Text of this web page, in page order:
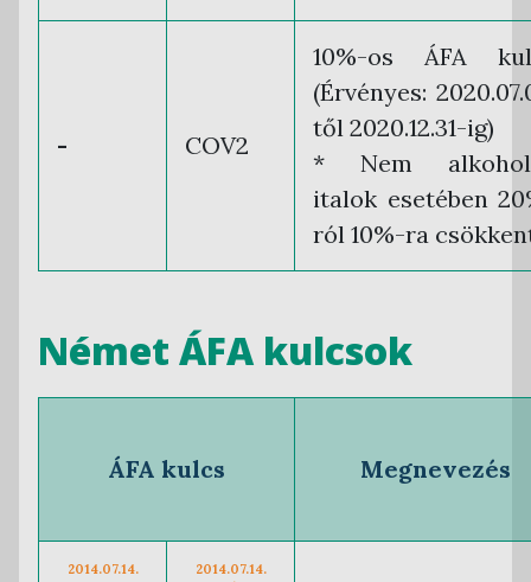
- COV2
10%-os ÁFA
(Érvényes:
től 2020.12.31-ig)
* Nem
italok esetében
ról 10%-ra
Német ÁFA kulcsok
ÁFA kulcs Megnevezés
2014.07.14.
2014.07.14.